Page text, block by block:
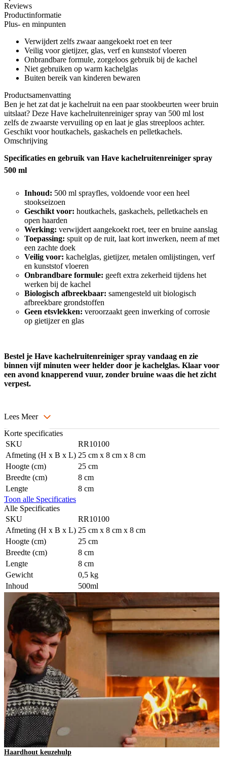
Reviews
Productinformatie
Plus- en minpunten
Verwijdert zelfs zwaar aangekoekt roet en teer
Veilig voor gietijzer, glas, verf en kunststof vloeren
Onbrandbare formule, zorgeloos gebruik bij de kachel
Niet gebruiken op warm kachelglas
Buiten bereik van kinderen bewaren
Productsamenvatting
Ben je het zat dat je kachelruit na een paar stookbeurten weer bruin
uitslaat? Deze Have kachelruitenreiniger spray van 500 ml lost
zelfs de zwaarste vervuiling op en laat je glas streeploos achter.
Geschikt voor houtkachels, gaskachels en pelletkachels.
Omschrijving
Specificaties en gebruik van Have kachelruitenreiniger spray
500 ml
Inhoud: 500 ml sprayfles, voldoende voor een heel
stookseizoen
Geschikt voor: houtkachels, gaskachels, pelletkachels en
open haarden
Werking: verwijdert aangekoekt roet, teer en bruine aanslag
Toepassing: spuit op de ruit, laat kort inwerken, neem af met
een zachte doek
Veilig voor: kachelglas, gietijzer, metalen omlijstingen, verf
en kunststof vloeren
Onbrandbare formule: geeft extra zekerheid tijdens het
werken bij de kachel
Biologisch afbreekbaar: samengesteld uit biologisch
afbreekbare grondstoffen
Geen etsvlekken: veroorzaakt geen inwerking of corrosie
op gietijzer en glas
Bestel je Have kachelruitenreiniger spray vandaag en zie
binnen vijf minuten weer helder door je kachelglas. Klaar voor
een avond knapperend vuur, zonder bruine waas die het zicht
verpest.
Lees Meer
Korte specificaties
SKU
RR10100
Afmeting (H x B x L) 25 cm x 8 cm x 8 cm
Hoogte (cm)
25 cm
Breedte (cm)
8 cm
Lengte
8 cm
Toon alle Specificaties
Alle Specificaties
SKU
RR10100
Afmeting (H x B x L) 25 cm x 8 cm x 8 cm
Hoogte (cm)
25 cm
Breedte (cm)
8 cm
Lengte
8 cm
Gewicht
0,5 kg
Inhoud
500ml
Haardhout keuzehulp